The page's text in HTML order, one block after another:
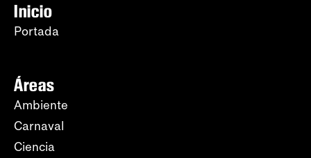
Inicio
Portada
Áreas
Ambiente
Carnaval
Ciencia